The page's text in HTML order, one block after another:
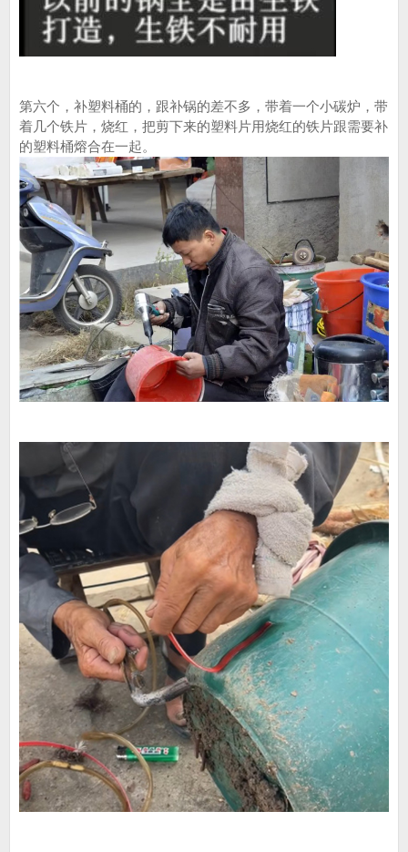
第六个，补塑料桶的，跟补锅的差不多，带着一个小碳炉，带
着几个铁片，烧红，把剪下来的塑料片用烧红的铁片跟需要补
的塑料桶熔合在一起。